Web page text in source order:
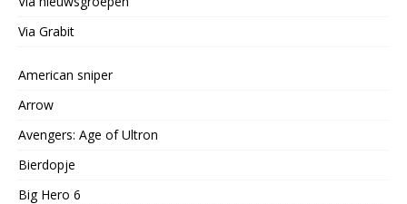
Via Grabit
American sniper
Arrow
Avengers: Age of Ultron
Bierdopje
Big Hero 6